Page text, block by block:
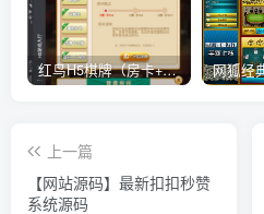
红鸟H5棋牌（房卡+金币）全套双模式游戏源码
上一篇
【网站源码】最新扣扣秒赞
系统源码